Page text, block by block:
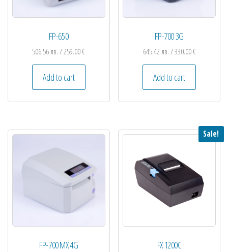
FP-650
506.56лв./ 259.00 €
Add to cart
FP-700 3G
645.42лв./ 330.00 €
Add to cart
FP-700 MX 4G
Sale!
FX 1200C